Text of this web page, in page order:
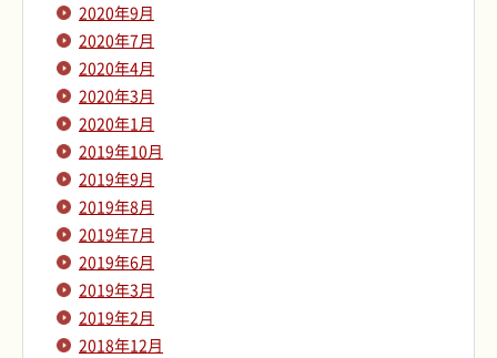
2020年9月
2020年7月
2020年4月
2020年3月
2020年1月
2019年10月
2019年9月
2019年8月
2019年7月
2019年6月
2019年3月
2019年2月
2018年12月